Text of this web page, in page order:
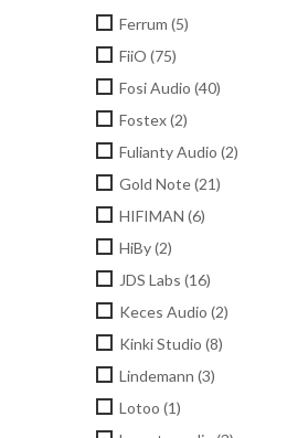
Ferrum (5)
FiiO (75)
Fosi Audio (40)
Fostex(2)
Fulianty Audio (2)
Gold Note(21)
HIFIMAN (6)
HiBy(2)
JDS Labs (16)
Keces Audio (2)
Kinki Studio (8)
Lindemann (3)
Lotoo (1)